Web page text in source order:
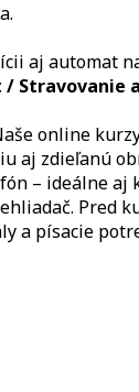
aj automat
Stravovanie
online
zdieľanú
– ideálne aj
Pred
a písacie